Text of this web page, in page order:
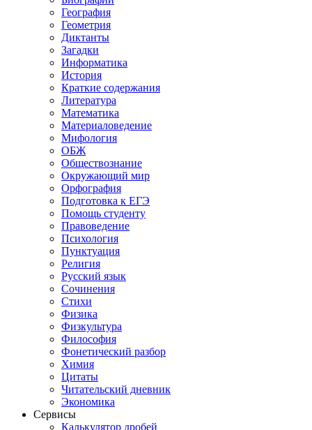
География
Геометрия
Диктанты
Загадки
Информатика
История
Краткие содержания
Литература
Математика
Материаловедение
Мифология
ОБЖ
Обществознание
Окружающий мир
Орфография
Подготовка к ЕГЭ
Помощь студенту
Правоведение
Психология
Пунктуация
Религия
Русский язык
Сочинения
Стихи
Физика
Физкультура
Философия
Фонетический разбор
Химия
Цитаты
Читательский дневник
Экономика
Сервисы
Калькулятор дробей